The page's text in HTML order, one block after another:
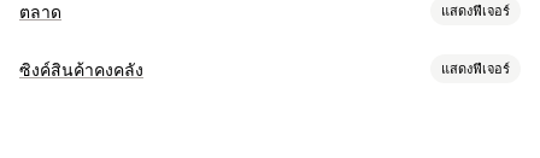
ตลาด แสดงฟีเจอร์
การจัดการการทำรายการสินค้า
ซิงค์สินค้าคงคลัง แสดงฟีเจอร์